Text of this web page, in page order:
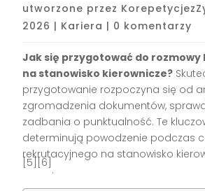
utworzone przez
2026 | Kariera | 0 komentarzy
Jak się przygotować do
na stanowisko kierownicze?
przygotowanie rozpoczyna się od
zgromadzenia dokumentów,
zadbania o punktualność. Te
determinują powodzenie podczas
rekrutacyjnego na stanowisko
[5][6]
.